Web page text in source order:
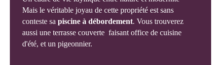
Mais le véritable joyau de cette propriété est sans
conteste sa piscine à débordement. Vous trouverez
aussi une terrasse couverte faisant office de cuisine
d'été, et un pigeonnier.